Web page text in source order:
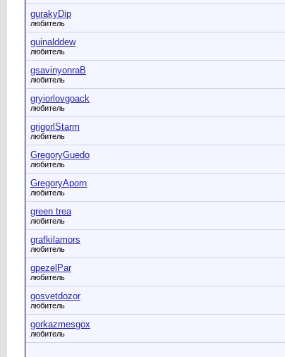
gurakyDip
любитель
guinalddew
любитель
gsavinyonraB
любитель
gryiorlovgoack
любитель
grigorlStarm
любитель
GregoryGuedo
любитель
GregoryAporn
любитель
green trea
любитель
grafkilamors
любитель
gpezelPar
любитель
gosvetdozor
любитель
gorkazmesgox
любитель